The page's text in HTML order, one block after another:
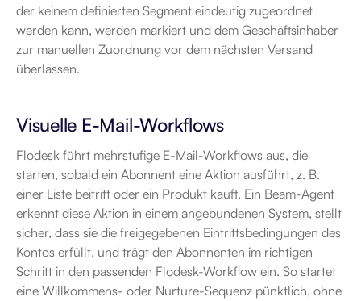
der keinem definierten Segment eindeutig zugeordnet
werden kann, werden markiert und dem Geschäftsinhaber
zur manuellen Zuordnung vor dem nächsten Versand
überlassen.
Visuelle E-Mail-Workflows
Flodesk führt mehrstufige E-Mail-Workflows aus, die
starten, sobald ein Abonnent eine Aktion ausführt, z. B.
einer Liste beitritt oder ein Produkt kauft. Ein Beam-Agent
erkennt diese Aktion in einem angebundenen System, stellt
sicher, dass sie die freigegebenen Eintrittsbedingungen des
Kontos erfüllt, und trägt den Abonnenten im richtigen
Schritt in den passenden Flodesk-Workflow ein. So startet
eine Willkommens- oder Nurture-Sequenz pünktlich, ohne